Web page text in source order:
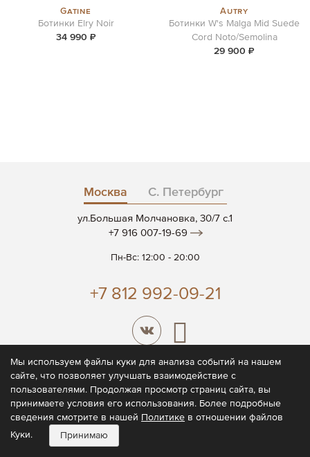
Gatine
Ботинки Elry Noir
34 990 ₽
Autry
Ботинки W's Malga Mid Suede
Cord Noto/Semolina
29 900 ₽
Москва С. Петербург
ул.Большая Молчановка, 30/7 c.1
+7 916 007-19-69
Пн-Вс: 12:00 - 20:00
+7 812 992-09-21
Политика конфиденциальности
Пользовательское соглашение
Мы используем файлы куки для анализа событий на нашем
сайте, что позволяет улучшать взаимодействие с
пользователями. Продолжая просмотр страниц сайта, вы
принимаете условия его использования. Более подробные
сведения смотрите в нашей Политике в отношении файлов
Куки.
Принимаю